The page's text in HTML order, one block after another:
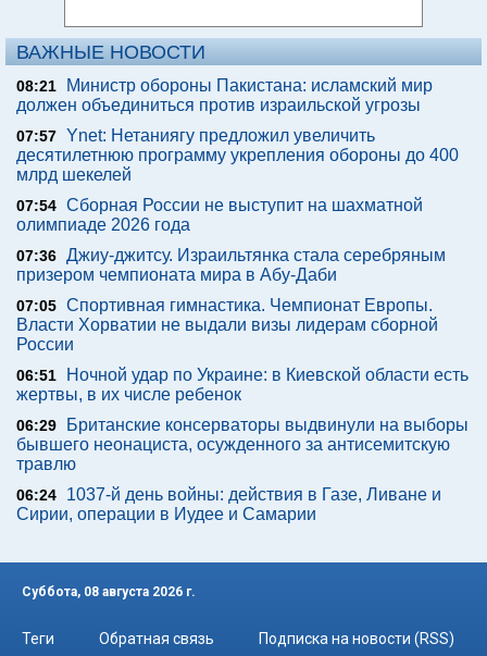
ВАЖНЫЕ НОВОСТИ
08:21
Министр обороны Пакистана: исламский мир
должен объединиться против израильской угрозы
07:57 Ynet: Нетаниягу предложил увеличить
десятилетнюю программу укрепления обороны до 400
млрд шекелей
07:54 Сборная России не выступит на шахматной
олимпиаде 2026 года
07:36 Джиу-джитсу. Израильтянка стала серебряным
призером чемпионата мира в Абу-Даби
07:05 Спортивная гимнастика. Чемпионат Европы.
Власти Хорватии не выдали визы лидерам сборной
России
06:51
Ночной удар по Украине: в Киевской области есть
жертвы, в их числе ребенок
06:29
Британские консерваторы выдвинули на выборы
бывшего неонациста, осужденного за антисемитскую
травлю
06:24
1037-й день войны: действия в Газе, Ливане и
Сирии, операции в Иудее и Самарии
Суббота, 08 августа 2026 г.
Теги Обратная связь
Подписка на новости (RSS)